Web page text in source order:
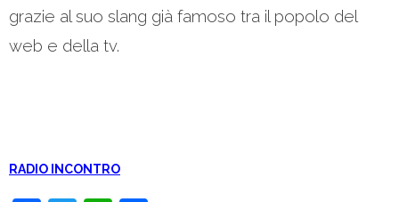
grazie al suo slang già famoso tra il popolo del
web e della tv.
RADIO INCONTRO